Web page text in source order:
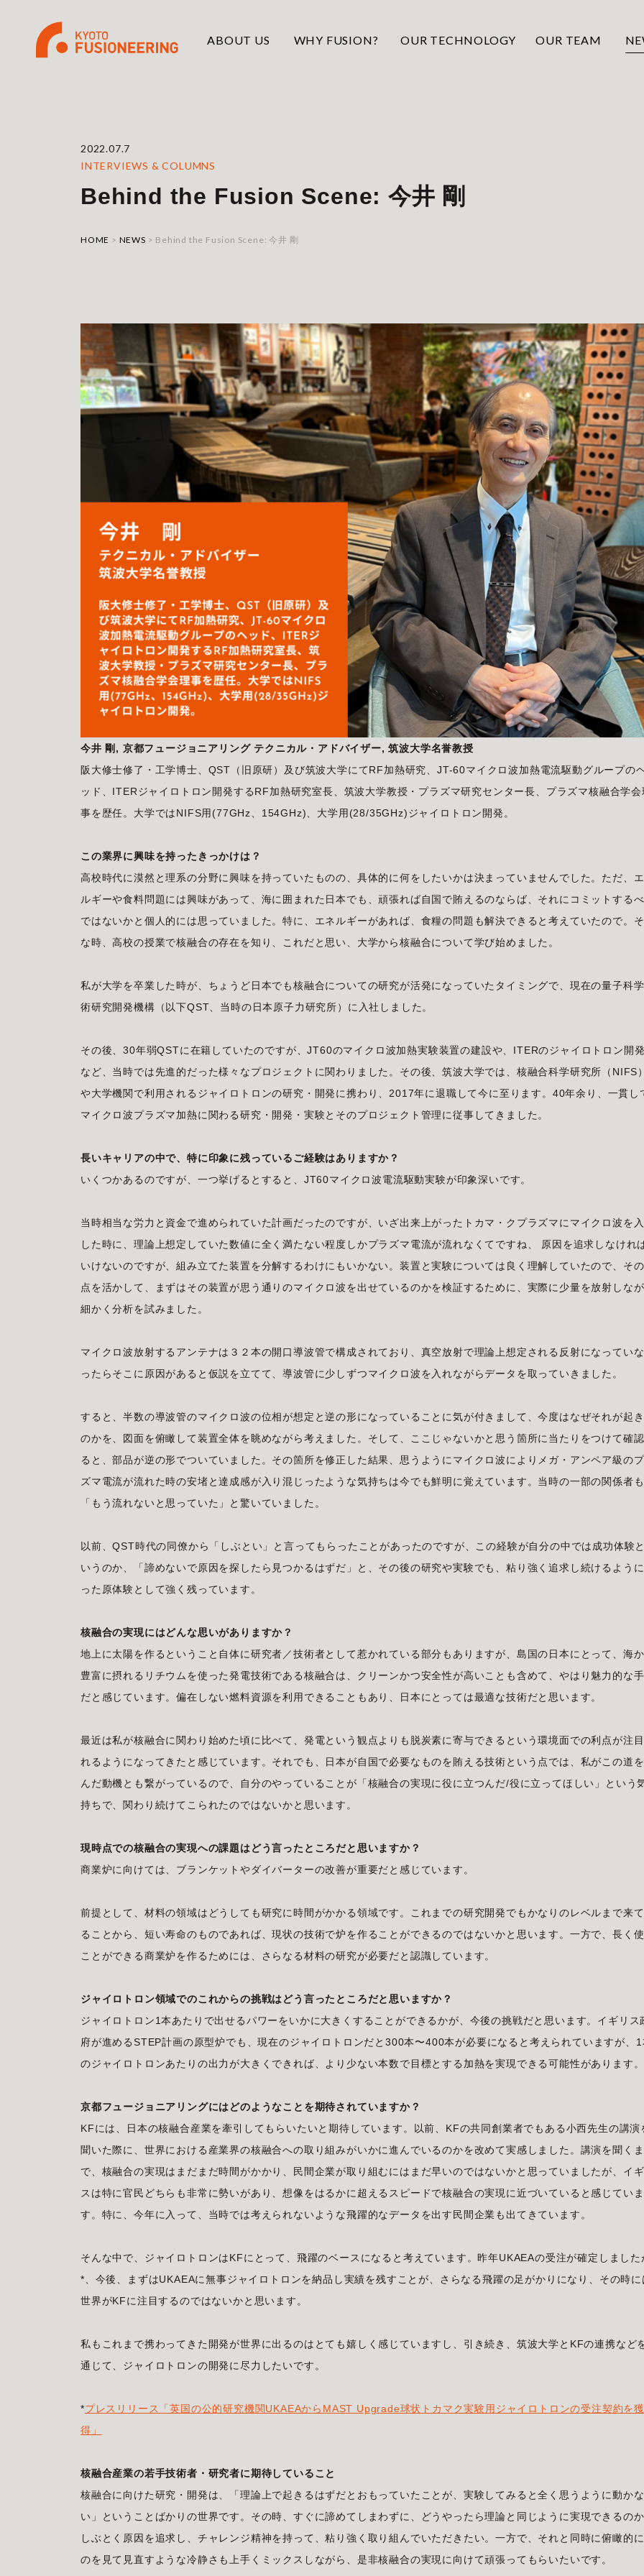
ABOUT US WHY FUSION? OUR TECHNOLOGY OUR TEAM
2022.07.7
INTERVIEWS & COLUMNS
Behind the Fusion Scene: 今井 剛
HOME > NEWS > Behind the Fusion Scene: 今井 剛
今井 剛, 京都フュージョニアリング テクニカル・アドバイザー, 筑波大学名誉教授
阪大修士修了・工学博士、QST（旧原研）及び筑波大学にてRF加熱研究、JT-60マイクロ波加熱電流駆動グループの
ッド、ITERジャイロトロン開発するRF加熱研究室長、筑波大学教授・プラズマ研究センター長、プラズマ核融合学会
事を歴任。大学ではNIFS用(77GHz、154GHz)、大学用(28/35GHz)ジャイロトロン開発。
この業界に興味を持ったきっかけは？
高校時代に漠然と理系の分野に興味を持っていたものの、具体的に何をしたいかは決まっていませんでした。ただ、
ルギーや食料問題には興味があって、海に囲まれた日本でも、頑張れば自国で賄えるのならば、それにコミットするべ
ではないかと個人的には思っていました。特に、エネルギーがあれば、食糧の問題も解決できると考えていたので。
な時、高校の授業で核融合の存在を知り、これだと思い、大学から核融合について学び始めました。
私が大学を卒業した時が、ちょうど日本でも核融合についての研究が活発になっていたタイミングで、現在の量子科
術研究開発機構（以下QST、当時の日本原子力研究所）に入社しました。
その後、30年弱QSTに在籍していたのですが、JT60のマイクロ波加熱実験装置の建設や、ITERのジャイロトロン開発
など、当時では先進的だった様々なプロジェクトに関わりました。その後、筑波大学では、核融合科学研究所（NIFS）
や大学機関で利用されるジャイロトロンの研究・開発に携わり、2017年に退職して今に至ります。40年余り、一貫し
マイクロ波プラズマ加熱に関わる研究・開発・実験とそのプロジェクト管理に従事してきました。
長いキャリアの中で、特に印象に残っているご経験はありますか？
いくつかあるのですが、一つ挙げるとすると、JT60マイクロ波電流駆動実験が印象深いです。
当時相当な労力と資金で進められていた計画だったのですが、いざ出来上がったトカマ・クプラズマにマイクロ波を
した時に、理論上想定していた数値に全く満たない程度しかプラズマ電流が流れなくてですね、 原因を追求しなけれ
いけないのですが、組み立てた装置を分解するわけにもいかない。装置と実験については良く理解していたので、その
点を活かして、まずはその装置が思う通りのマイクロ波を出せているのかを検証するために、実際に少量を放射しなが
細かく分析を試みました。
マイクロ波放射するアンテナは３２本の開口導波管で構成されており、真空放射で理論上想定される反射になってい
ったらそこに原因があると仮説を立てて、導波管に少しずつマイクロ波を入れながらデータを取っていきました。
すると、半数の導波管のマイクロ波の位相が想定と逆の形になっていることに気が付きまして、今度はなぜそれが起き
のかを、図面を俯瞰して装置全体を眺めながら考えました。そして、ここじゃないかと思う箇所に当たりをつけて確
ると、部品が逆の形でついていました。その箇所を修正した結果、思うようにマイクロ波によりメガ・アンペア級のプ
ズマ電流が流れた時の安堵と達成感が入り混じったような気持ちは今でも鮮明に覚えています。当時の一部の関係者も
「もう流れないと思っていた」と驚いていました。
以前、QST時代の同僚から「しぶとい」と言ってもらったことがあったのですが、この経験が自分の中では成功体験と
いうのか、「諦めないで原因を探したら見つかるはずだ」と、その後の研究や実験でも、粘り強く追求し続けるよう
った原体験として強く残っています。
核融合の実現にはどんな思いがありますか？
地上に太陽を作るということ自体に研究者／技術者として惹かれている部分もありますが、島国の日本にとって、海か
豊富に摂れるリチウムを使った発電技術である核融合は、クリーンかつ安全性が高いことも含めて、やはり魅力的な
だと感じています。偏在しない燃料資源を利用できることもあり、日本にとっては最適な技術だと思います。
最近は私が核融合に関わり始めた頃に比べて、発電という観点よりも脱炭素に寄与できるという環境面での利点が注目
れるようになってきたと感じています。それでも、日本が自国で必要なものを賄える技術という点では、私がこの道
んだ動機とも繋がっているので、自分のやっていることが「核融合の実現に役に立つんだ/役に立ってほしい」という
持ちで、関わり続けてこられたのではないかと思います。
現時点での核融合の実現への課題はどう言ったところだと思いますか？
商業炉に向けては、ブランケットやダイバーターの改善が重要だと感じています。
前提として、材料の領域はどうしても研究に時間がかかる領域です。これまでの研究開発でもかなりのレベルまで来
ることから、短い寿命のものであれば、現状の技術で炉を作ることができるのではないかと思います。一方で、長く使
ことができる商業炉を作るためには、さらなる材料の研究が必要だと認識しています。
ジャイロトロン領域でのこれからの挑戦はどう言ったところだと思いますか？
ジャイロトロン1本あたりで出せるパワーをいかに大きくすることができるかが、今後の挑戦だと思います。イギリス
府が進めるSTEP計画の原型炉でも、現在のジャイロトロンだと300本〜400本が必要になると考えられていますが、1
のジャイロトロンあたりの出力が大きくできれば、より少ない本数で目標とする加熱を実現できる可能性があります。
京都フュージョニアリングにはどのようなことを期待されていますか？
KFには、日本の核融合産業を牽引してもらいたいと期待しています。以前、KFの共同創業者でもある小西先生の講演
聞いた際に、世界における産業界の核融合への取り組みがいかに進んでいるのかを改めて実感しました。講演を聞くま
で、核融合の実現はまだまだ時間がかかり、民間企業が取り組むにはまだ早いのではないかと思っていましたが、イギ
スは特に官民どちらも非常に勢いがあり、想像をはるかに超えるスピードで核融合の実現に近づいていると感じていま
す。特に、今年に入って、当時では考えられないような飛躍的なデータを出す民間企業も出てきています。
そんな中で、ジャイロトロンはKFにとって、飛躍のベースになると考えています。昨年UKAEAの受注が確定しました
*、今後、まずはUKAEAに無事ジャイロトロンを納品し実績を残すことが、さらなる飛躍の足がかりになり、その時に
世界がKFに注目するのではないかと思います。
私もこれまで携わってきた開発が世界に出るのはとても嬉しく感じていますし、引き続き、筑波大学とKFの連携など
通じて、ジャイロトロンの開発に尽力したいです。
*プレスリリース「英国の公的研究機関UKAEAからMAST Upgrade球状トカマク実験用ジャイロトロンの受注契約を獲
得」
核融合産業の若手技術者・研究者に期待していること
核融合に向けた研究・開発は、「理論上で起きるはずだとおもっていたことが、実験してみると全く思うように動かな
い」ということばかりの世界です。その時、すぐに諦めてしまわずに、どうやったら理論と同じように実現できるのか
しぶとく原因を追求し、チャレンジ精神を持って、粘り強く取り組んでいただきたい。一方で、それと同時に俯瞰的に
のを見て見直すような冷静さも上手くミックスしながら、是非核融合の実現に向けて頑張ってもらいたいです。